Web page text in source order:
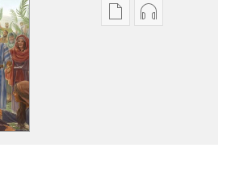
MožnostiMožnosti